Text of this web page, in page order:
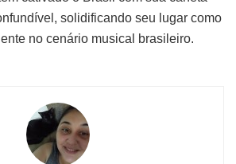
solidificando seu lugar como
no cenário musical brasileiro.